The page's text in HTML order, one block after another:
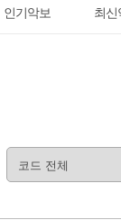
인기악보 최